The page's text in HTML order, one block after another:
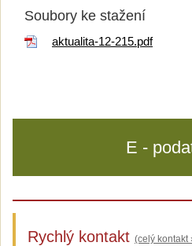
Soubory ke stažení
aktualita-12-215.pdf
E -
Rychlý kontakt (celý kontakt